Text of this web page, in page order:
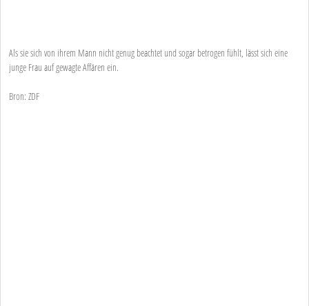
Als sie sich von ihrem Mann nicht genug beachtet und sogar betrogen fühlt, lässt sich eine
junge Frau auf gewagte Affären ein.
Bron: ZDF